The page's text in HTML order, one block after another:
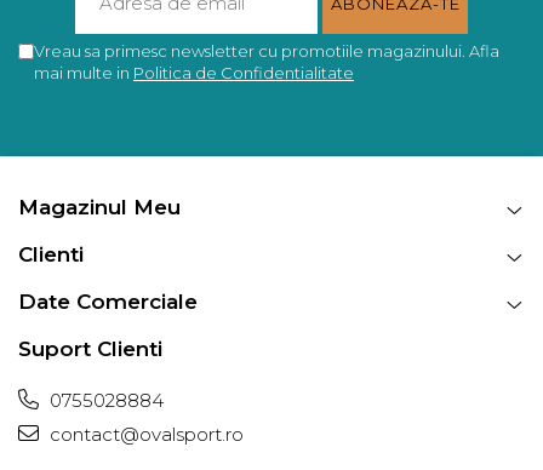
Vreau sa primesc newsletter cu promotiile magazinului. Afla
mai multe in Politica de Confidentialitate
Magazinul Meu
Clienti
Date Comerciale
Suport Clienti
0755028884
contact@ovalsport.ro